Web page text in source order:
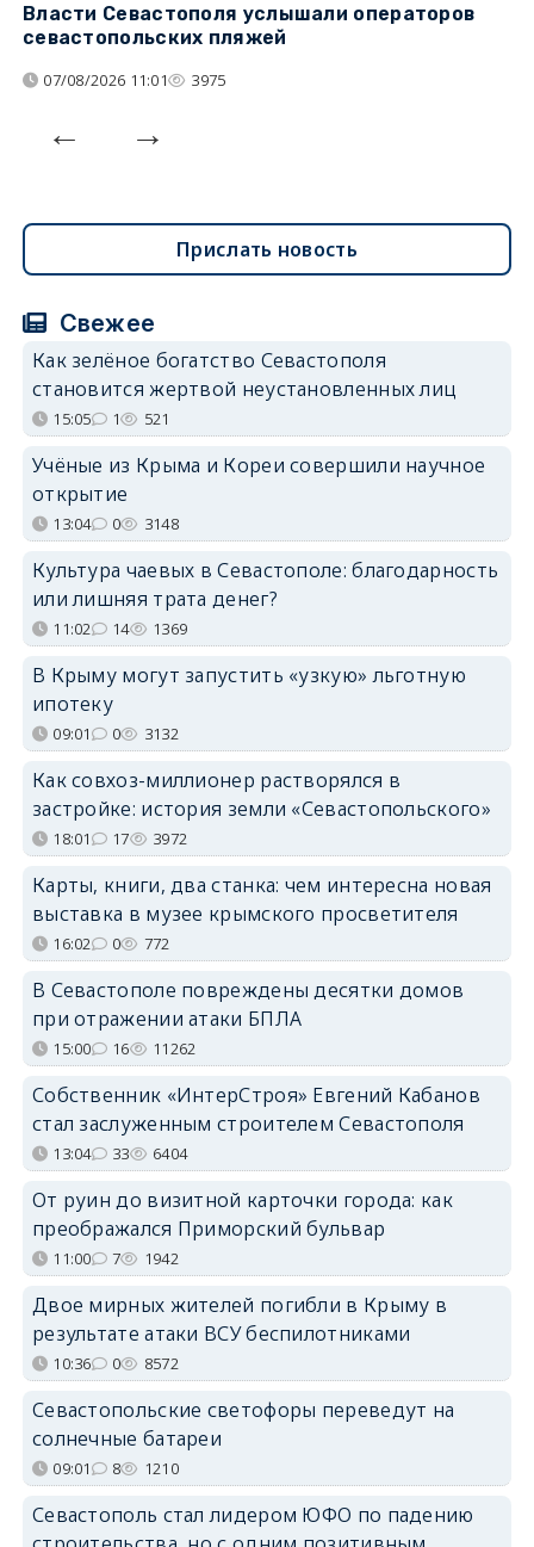
Власти Севастополя услышали операторов
севастопольских пляжей
07/08/2026 11:01 3975
Прислать новость
Свежее
Как зелёное богатство Севастополя
становится жертвой неустановленных лиц
15:05 1 521
Учёные из Крыма и Кореи совершили научное
открытие
13:04 0 3148
Культура чаевых в Севастополе: благодарность
или лишняя трата денег?
11:02 14 1369
В Крыму могут запустить «узкую» льготную
ипотеку
09:01 0 3132
Как совхоз-миллионер растворялся в
застройке: история земли «Севастопольского»
18:01 17 3972
Карты, книги, два станка: чем интересна новая
выставка в музее крымского просветителя
16:02 0 772
В Севастополе повреждены десятки домов
при отражении атаки БПЛА
15:00 16 11262
Собственник «ИнтерСтроя» Евгений Кабанов
стал заслуженным строителем Севастополя
13:04 33 6404
От руин до визитной карточки города: как
преображался Приморский бульвар
11:00 7 1942
Двое мирных жителей погибли в Крыму в
результате атаки ВСУ беспилотниками
10:36 0 8572
Севастопольские светофоры переведут на
солнечные батареи
09:01 8 1210
Севастополь стал лидером ЮФО по падению